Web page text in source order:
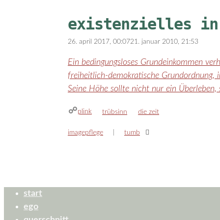
existenzielles in
26. april 2017, 00:0721. januar 2010, 21:53
Ein bedingungsloses Grundeinkommen
freiheitlich-demokratische Grundordnung,
Seine Höhe sollte nicht nur ein
plink kategorien
trübsinn schlagwörter
die zeit
imagepflege tumb
start
ego